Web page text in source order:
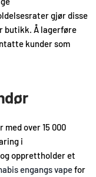
gjør disse
butikk. Å lagerføre
kunder som
over 15 000
i
opprettholder et
engangs vapefor